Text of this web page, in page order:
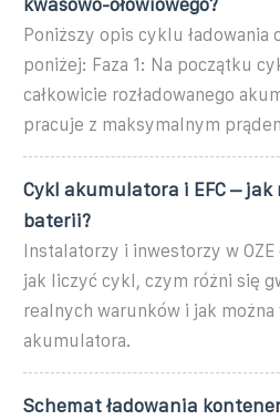
kwasowo-ołowiowego?
Poniższy opis cyklu ładowania
poniżej: Faza 1: Na początku
całkowicie rozładowanego
pracuje z maksymalnym
Cykl akumulatora i EFC –
baterii?
Instalatorzy i inwestorzy w
jak liczyć cykl, czym różni się
realnych warunków i jak można
akumulatora.
Schemat ładowania